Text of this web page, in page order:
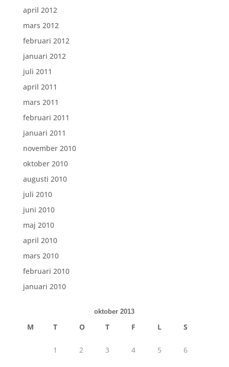
april 2012
mars 2012
februari 2012
januari 2012
juli 2011
april 2011
mars 2011
februari 2011
januari 2011
november 2010
oktober 2010
augusti 2010
juli 2010
juni 2010
maj 2010
april 2010
mars 2010
februari 2010
januari 2010
oktober 2013
M T O T F L S
1 2 3 4 5 6